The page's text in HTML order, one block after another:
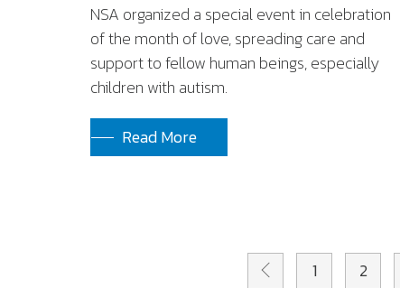
NSA organized a special event in celebration
of the month of love, spreading care and
support to fellow human beings, especially
children with autism.
Read More
1 2